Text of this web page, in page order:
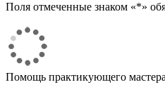
Поля отмеченные знаком «*»
Помощь практикующего мастера